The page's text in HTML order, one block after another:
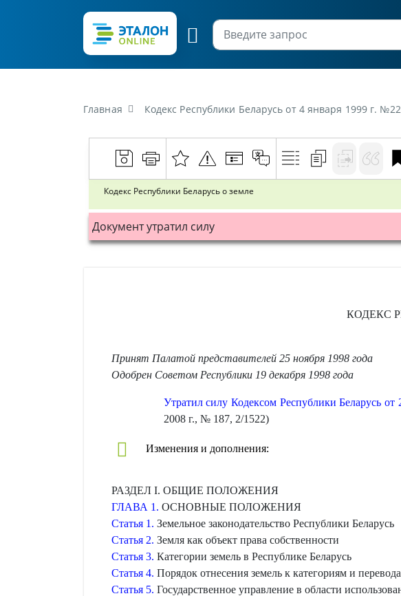
Главная Кодекс Республики Беларусь от 4 января 1999 г.
Кодекс Республики Беларусь о земле
Документ утратил силу
КОДЕКС
Принят Палатой представителей 25 ноября 1998 года
Одобрен Советом Республики 19 декабря 1998 года
Утратил силу Кодексом Республики Беларусь
2008 г., № 187, 2/1522)
Изменения и дополнения:
РАЗДЕЛ І. ОБЩИЕ ПОЛОЖЕНИЯ
ГЛАВА 1. ОСНОВНЫЕ ПОЛОЖЕНИЯ
Статья 1. Земельное законодательство Республики Беларусь
Статья 2. Земля как объект права собственности
Статья 3. Категории земель в Республике Беларусь
Статья 4. Порядок отнесения земель к категориям и
Статья 5. Государственное управление в области